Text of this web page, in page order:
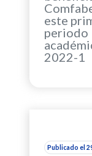
este
periodo
2022-1
Publicado el